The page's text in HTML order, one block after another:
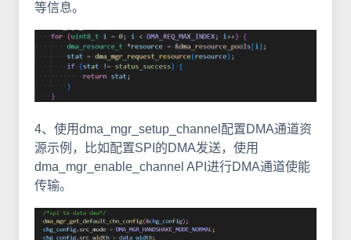
等信息。
4、使用dma_mgr_setup_channel配置DMA通道资
源示例，比如配置SPI的DMA发送，使用
dma_mgr_enable_channel API进行DMA通道使能
传输。